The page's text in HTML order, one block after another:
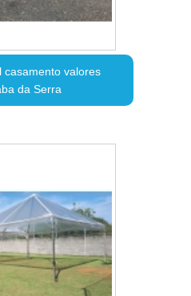
casamento valores
da Serra